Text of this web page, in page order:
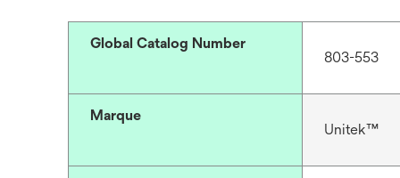
Global Catalog Number
803-553
Marque
Unitek™